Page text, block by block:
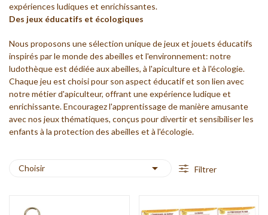
expériences ludiques et enrichissantes.
Des jeux éducatifs et écologiques
Nous proposons une sélection unique de jeux et jouets éducatifs
inspirés parle monde des abeilles et l'environnement: notre
ludothèque est dédiée aux abeilles, à l'apiculture et à l'écologie.
Chaque jeu est choisi pour son aspect éducatif et son lien avec
notre métier d'apiculteur, offrant une expérience ludique et
enrichissante. Encouragez l'apprentissage de manière amusante
avec nos jeux thématiques, conçus pour divertir et sensibiliser les
enfants à la protection des abeilles et à l'écologie.
Choisir  Filtrer